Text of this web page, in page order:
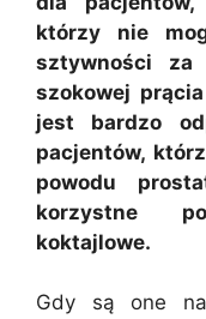
którzy nie
sztywności
szokowej
jest bardzo
pacjentów,
powodu
korzystne
koktajlowe.
Gdy są one